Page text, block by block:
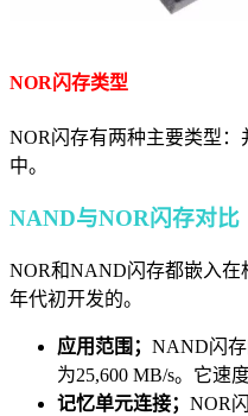
NOR闪存类型
NOR闪存有两种主要类型
中。
NAND与NOR闪存对比
NOR和NAND闪存都嵌入在
年代初开发的。
应用范围； NAND闪
为25,600 MB/s。它速
记忆单元连接； NOR